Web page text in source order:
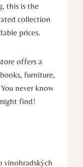
this is the
collection
prices.
offers a
furniture,
never know
find!
vinohradských